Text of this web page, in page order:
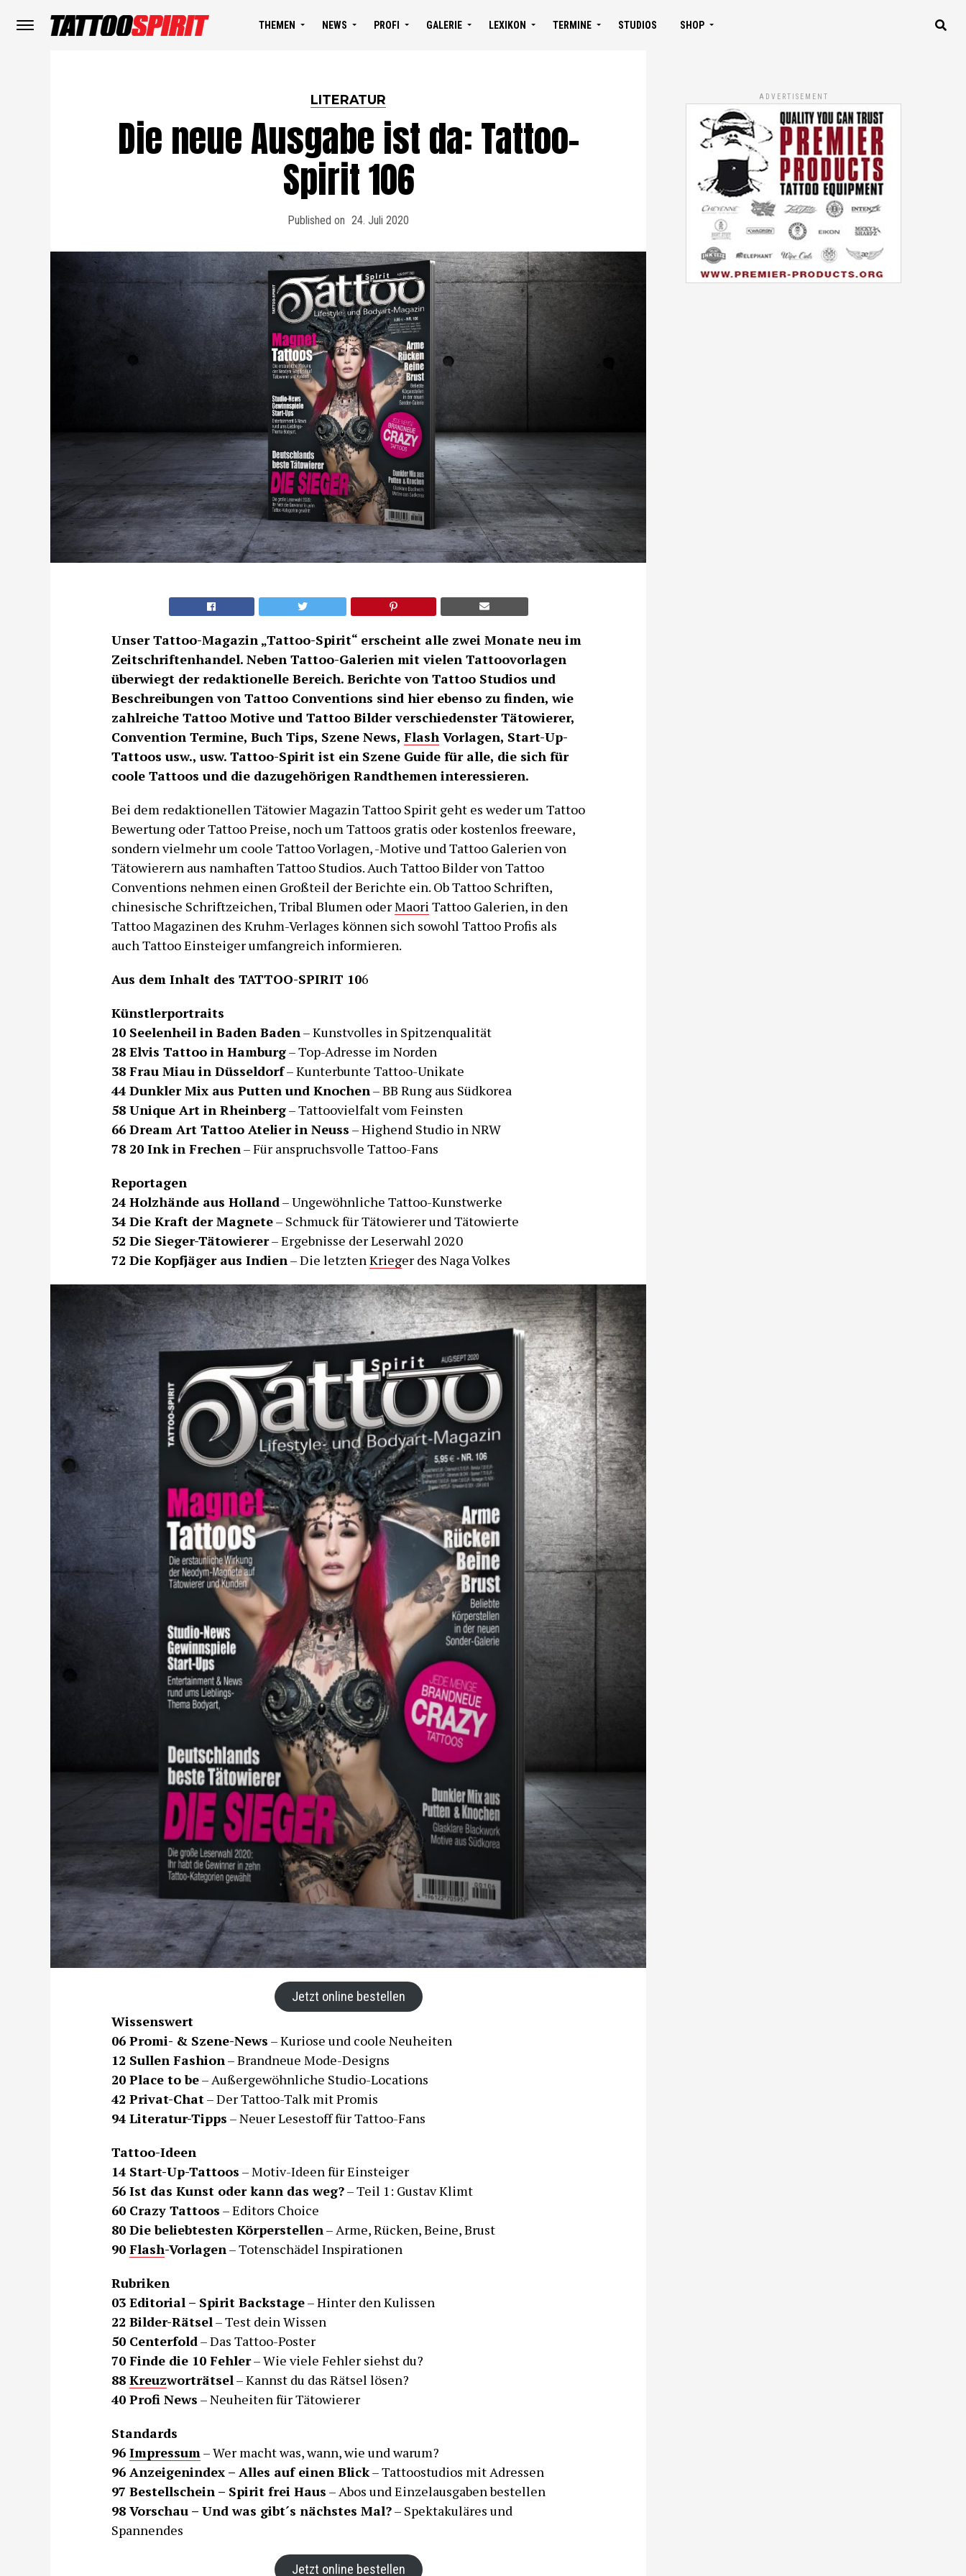
THEMEN NEWS PROFI GALERIE LEXIKON TERMINE STUDIOS SHOP
LITERATUR
Die neue Ausgabe ist da: Tattoo-
Spirit 106
Published on 24. Juli 2020
Unser Tattoo-Magazin „Tattoo-Spirit“ erscheint alle zwei Monate neu im
Zeitschriftenhandel. Neben Tattoo-Galerien mit vielen Tattoovorlagen
überwiegt der redaktionelle Bereich. Berichte von Tattoo Studios und
Beschreibungen von Tattoo Conventions sind hier ebenso zu finden, wie
zahlreiche Tattoo Motive und Tattoo Bilder verschiedenster Tätowierer,
Convention Termine, Buch Tips, Szene News, FlashVorlagen, Start-Up-
Tattoos usw., usw. Tattoo-Spirit ist ein Szene Guide für alle, die sich für
coole Tattoos und die dazugehörigen Randthemen interessieren.
Bei dem redaktionellen Tätowier Magazin Tattoo Spirit geht es weder um Tattoo
Bewertung oder Tattoo Preise, noch um Tattoos gratis oder kostenlos freeware,
sondern vielmehr um coole Tattoo Vorlagen, -Motive und Tattoo Galerien von
Tätowierern aus namhaften Tattoo Studios. Auch Tattoo Bilder von Tattoo
Conventions nehmen einen Großteil der Berichte ein. Ob Tattoo Schriften,
chinesische Schriftzeichen, Tribal Blumen oderMaori Tattoo Galerien, in den
Tattoo Magazinen des Kruhm-Verlages können sich sowohl Tattoo Profis als
auch Tattoo Einsteiger umfangreich informieren.
Aus dem Inhalt des TATTOO-SPIRIT 106
Künstlerportraits
10 Seelenheil in Baden Baden– Kunstvolles in Spitzenqualität
28 Elvis Tattoo in Hamburg– Top-Adresse im Norden
38 Frau Miau in Düsseldorf– Kunterbunte Tattoo-Unikate
44 Dunkler Mix aus Putten und Knochen– BB Rung aus Südkorea
58 Unique Art in Rheinberg– Tattoovielfalt vom Feinsten
66 Dream Art Tattoo Atelier in Neuss – Highend Studio in NRW
78 20 Ink in Frechen– Für anspruchsvolle Tattoo-Fans
Reportagen
24 Holzhände aus Holland– Ungewöhnliche Tattoo-Kunstwerke
34 Die Kraft der Magnete– Schmuck für Tätowierer und Tätowierte
52 Die Sieger-Tätowierer– Ergebnisse der Leserwahl 2020
72 Die Kopfjäger aus Indien– Die letztenKrieger des Naga Volkes
Jetzt online bestellen
Wissenswert
06 Promi- & Szene-News – Kuriose und coole Neuheiten
12 Sullen Fashion– Brandneue Mode-Designs
20 Place to be– Außergewöhnliche Studio-Locations
42 Privat-Chat– Der Tattoo-Talk mit Promis
94 Literatur-Tipps – Neuer Lesestoff für Tattoo-Fans
Tattoo-Ideen
14 Start-Up-Tattoos – Motiv-Ideen für Einsteiger
56 Ist das Kunst oder kann das weg?– Teil 1: Gustav Klimt
60 Crazy Tattoos – Editors Choice
80 Die beliebtesten Körperstellen– Arme, Rücken, Beine, Brust
90 Flash-Vorlagen– Totenschädel Inspirationen
Rubriken
03 Editorial – Spirit Backstage– Hinter den Kulissen
22 Bilder-Rätsel– Test dein Wissen
50 Centerfold– Das Tattoo-Poster
70 Finde die 10 Fehler– Wie viele Fehler siehst du?
88 Kreuzworträtsel– Kannst du das Rätsel lösen?
40 Profi News – Neuheiten für Tätowierer
Standards
96 Impressum– Wer macht was, wann, wie und warum?
96 Anzeigenindex – Alles auf einen Blick– Tattoostudios mit Adressen
97 Bestellschein – Spirit frei Haus – Abos und Einzelausgaben bestellen
98 Vorschau – Und was gibt´s nächstes Mal?– Spektakuläres und
Spannendes
Jetzt online bestellen
ADVERTISEMENT